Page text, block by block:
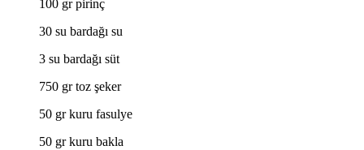
100 gr pirinç
30 su bardağı su
3 su bardağı süt
750 gr toz şeker
50 gr kuru fasulye
50 gr kuru bakla